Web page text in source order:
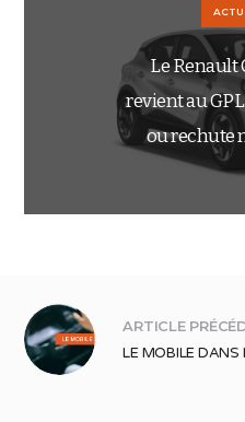
Le Renault
revient au
ou rechute
ARTICLE
LE MOBILE DANS